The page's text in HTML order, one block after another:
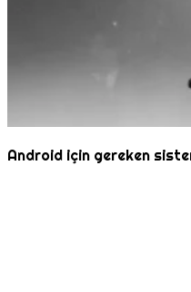
Android için gereken